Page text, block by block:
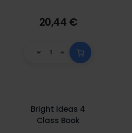
20,44 €
Bright Ideas 4
Class Book